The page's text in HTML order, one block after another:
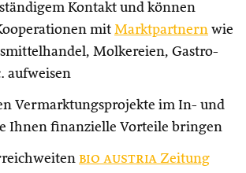
Kontakt und können
mit Marktpartnern wie
Molkereien, Gastro-
aufweisen
Vermarktungsprojekte im In- und
Ihnen finanzielle Vorteile bringen
bio austria Zeitung